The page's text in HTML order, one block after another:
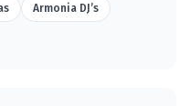
Armonia DJ’s